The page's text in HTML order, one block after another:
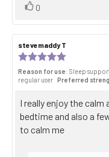
Vote
0
Review
author:
stevemaddy T
5.0
out
5
stars
Reason for use: Sleep
regular user Preferred
Review
text:
I really enjoy the
bedtime and also a
to calm me